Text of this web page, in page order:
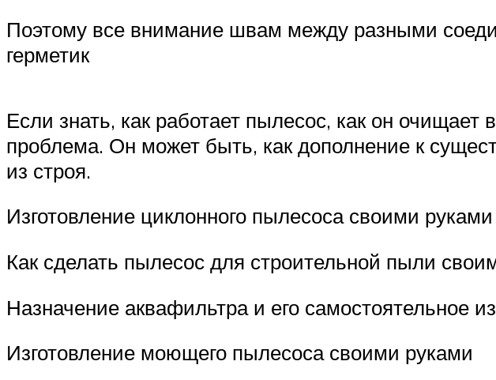
Поэтому все внимание швам между разными
герметик
Если знать, как работает пылесос, как он
проблема. Он может быть, как дополнение к
из строя.
Изготовление циклонного пылесоса своими руками
Как сделать пылесос для строительной пыли
Назначение аквафильтра и его самостоятельное
Изготовление моющего пылесоса своими руками